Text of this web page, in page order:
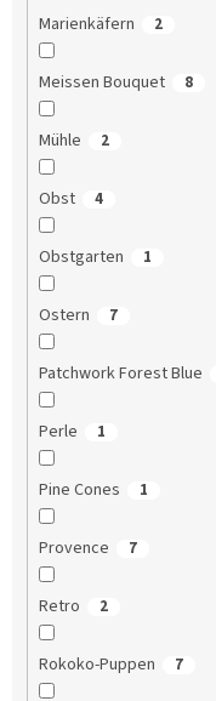
Marienkäfern 2
Meissen Bouquet 8
Mühle 2
Obst 4
Obstgarten 1
Ostern 7
Patchwork Forest Blue
Perle 1
Pine Cones 1
Provence 7
Retro 2
Rokoko-Puppen 7